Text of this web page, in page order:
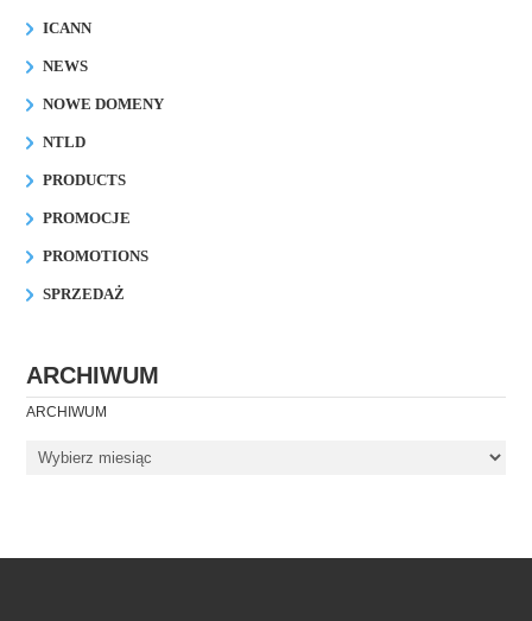
ICANN
NEWS
NOWE DOMENY
NTLD
PRODUCTS
PROMOCJE
PROMOTIONS
SPRZEDAŻ
ARCHIWUM
ARCHIWUM